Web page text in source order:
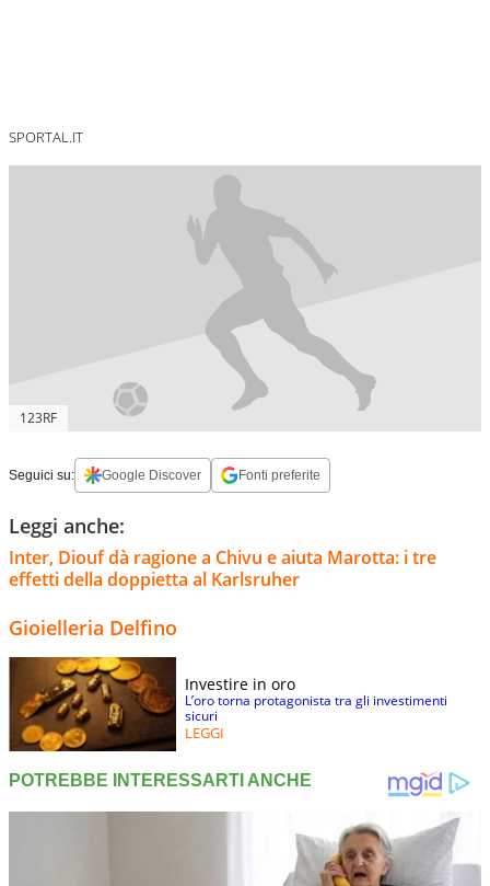
SPORTAL.IT
123RF
Seguici su: Google Discover Fonti preferite
Leggi anche:
Inter, Diouf dà ragione a Chivu e aiuta Marotta: i tre
effetti della doppietta al Karlsruher
Gioielleria Delfino
Investire in oro
L’oro torna protagonista tra gli investimenti
sicuri
LEGGI